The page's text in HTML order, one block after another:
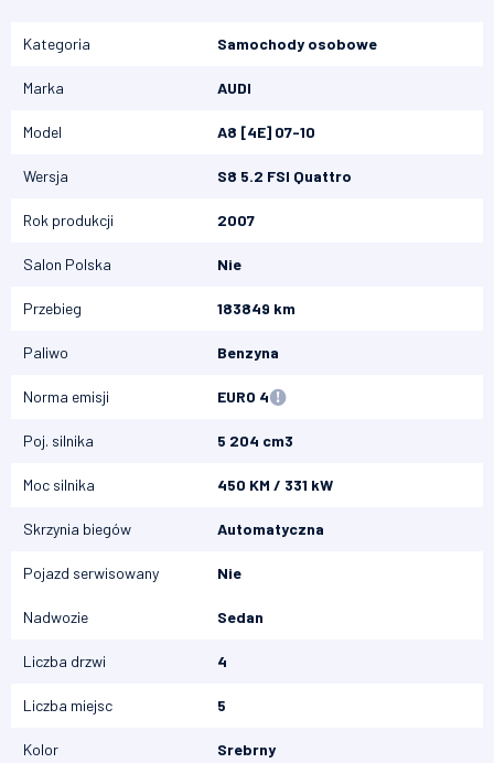
Kategoria Samochody osobowe
Marka AUDI
Model A8 [4E] 07-10
Wersja S8 5.2 FSI Quattro
Rok produkcji 2007
Salon Polska Nie
Przebieg 183849 km
Paliwo Benzyna
Norma emisji EURO 4
Poj. silnika 5 204 cm3
Moc silnika 450 KM / 331 kW
Skrzynia biegów Automatyczna
Pojazd serwisowany Nie
Nadwozie Sedan
Liczba drzwi 4
Liczba miejsc 5
Kolor Srebrny